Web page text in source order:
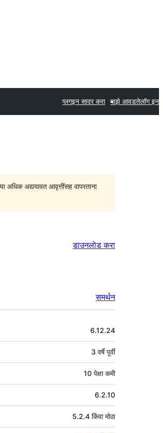
प्लगइन सादर करा माझे आवडतेलॉग इन
अधिक अद्ययावत आवृत्तींसह वापरताना
डाउनलोड करा
समर्थन
6.12.24
3 वर्षे पूर्वी
10 पेक्षा कमी
6.2.10
5.2.4 किंवा मोठा